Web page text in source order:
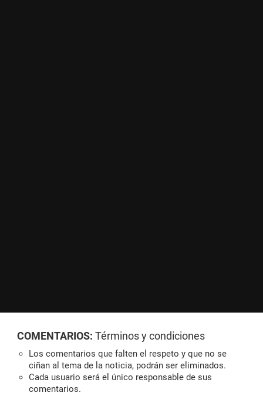
COMENTARIOS: Términos y condiciones
Los comentarios que falten el respeto y que no se
ciñan al tema de la noticia, podrán ser eliminados.
Cada usuario será el único responsable de sus
comentarios.